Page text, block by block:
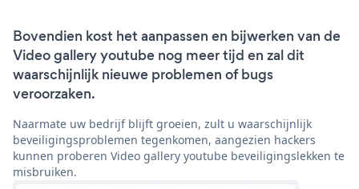
Bovendien kost het aanpassen en bijwerken van de
Video gallery youtube nog meer tijd en zal dit
waarschijnlijk nieuwe problemen of bugs
veroorzaken.
Naarmate uw bedrijf blijft groeien, zult u waarschijnlijk
beveiligingsproblemen tegenkomen, aangezien hackers
kunnen proberen Video gallery youtube beveiligingslekken te
misbruiken.